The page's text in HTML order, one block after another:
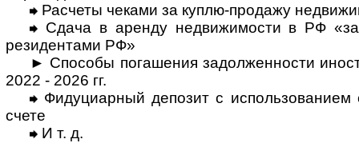
Расчеты чеками за куплю-продажу
Сдача в аренду недвижимости в РФ
рези­ден­тами РФ»
► Способы погашения задолженности
2022 - 2026 гг.
Фидуциарный депозит с
счете
И т. д.